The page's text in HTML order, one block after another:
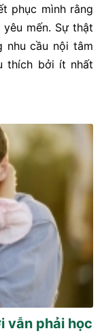
phục mình rằng
mến. Sự thật
nhu cầu nội tâm
thích bởi ít nhất
vẫn phải học